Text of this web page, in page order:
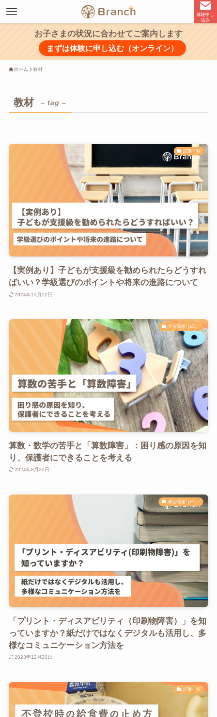
体験申し
込み
お子さまの状況に合わせてご案内します
まずは体験に申し込む（オンライン）
ホーム 教材
教材 – tag –
記事一覧
【実例あり】子どもが支援級を勧められたらどうすれ
ばいい？学級選びのポイントや将来の進路について
2024年12月12日
学習障害（LD）
算数・数学の苦手と「算数障害」：困り感の原因を知
り、保護者にできることを考える
2024年8月22日
学習障害（LD）
「プリント・ディスアビリティ（印刷物障害）」を知
っていますか？紙だけではなくデジタルも活用し、多
様なコミュニケーション方法を
2023年12月20日
記事一覧